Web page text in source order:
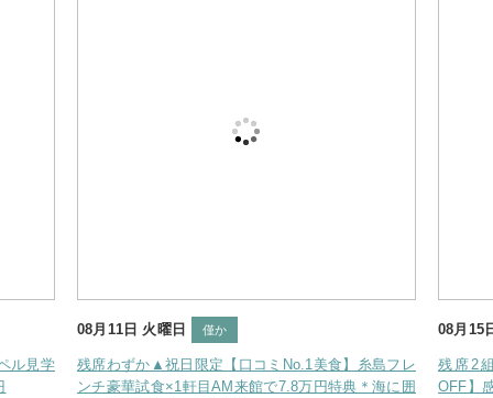
08月11日 火曜日 僅か
残席わずか▲祝日限定【口コミNo.1美食】糸島フレ
ンチ豪華試食×1軒目AM来館で7.8万円特典＊海に囲
08月15日 土曜
残席2組様*
OFF】感動の